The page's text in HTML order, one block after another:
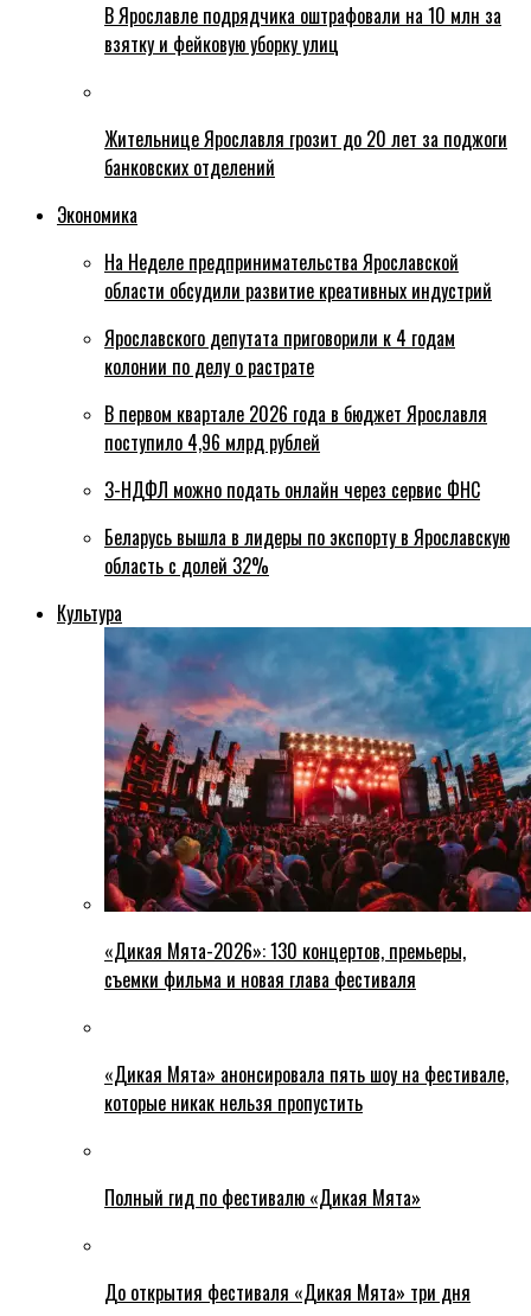
В Ярославле подрядчика оштрафовали на 10 млн за
взятку и фейковую уборку улиц
Жительнице Ярославля грозит до 20 лет за поджоги
банковских отделений
Экономика
На Неделе предпринимательства Ярославской
области обсудили развитие креативных индустрий
Ярославского депутата приговорили к 4 годам
колонии по делу о растрате
В первом квартале 2026 года в бюджет Ярославля
поступило 4,96 млрд рублей
3-НДФЛ можно подать онлайн через сервис ФНС
Беларусь вышла в лидеры по экспорту в Ярославскую
область с долей 32%
Культура
«Дикая Мята-2026»: 130 концертов, премьеры,
съемки фильма и новая глава фестиваля
«Дикая Мята» анонсировала пять шоу на фестивале,
которые никак нельзя пропустить
Полный гид по фестивалю «Дикая Мята»
До открытия фестиваля «Дикая Мята» три дня